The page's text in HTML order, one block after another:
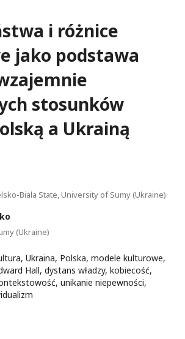
i różnice
jako podstawa
stosunków
a Ukrainą
Biala State, University of Sumy (Ukraine)
(Ukraine)
Ukraina, Polska, modele kulturowe,
Hall, dystans władzy, kobiecość,
unikanie niepewności,